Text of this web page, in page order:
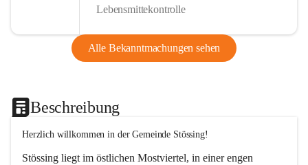
Lebensmittekontrolle
Alle Bekanntmachungen sehen
Beschreibung
Herzlich willkommen in der Gemeinde Stössing!
Stössing liegt im östlichen Mostviertel, in einer engen